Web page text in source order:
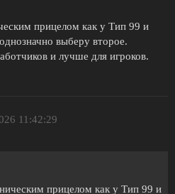
прицелом как у Тип 99 и
выберу второе.
и лучше для игроков.
11:42:29
прицелом как у Тип 99 и